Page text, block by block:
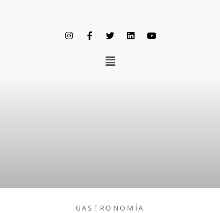
GASTRONOMÍA